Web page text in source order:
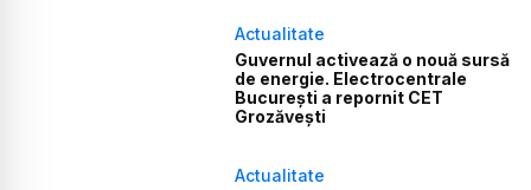
Actualitate
Guvernul activează o nouă sursă
de energie. Electrocentrale
București a repornit CET
Grozăvești
Actualitate